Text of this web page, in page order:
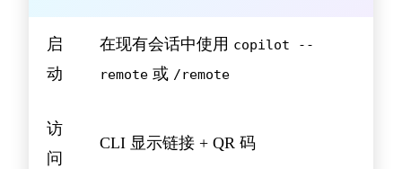
启
动
在现有会话中使用 copilot --
remote 或 /remote
访
问
CLI 显示链接 + QR 码